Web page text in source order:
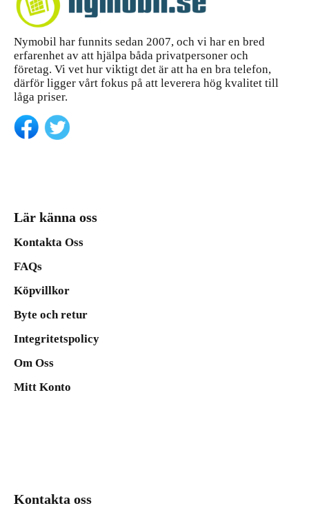
Nymobil har funnits sedan 2007, och vi har en bred
erfarenhet av att hjälpa båda privatpersoner och
företag. Vi vet hur viktigt det är att ha en bra telefon,
därför ligger vårt fokus på att leverera hög kvalitet till
låga priser.
Lär känna oss
Kontakta Oss
FAQs
Köpvillkor
Byte och retur
Integritetspolicy
Om Oss
Mitt Konto
Kontakta oss